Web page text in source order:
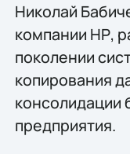
Николай
компании НР,
поколении
копирования
консолидации
предприятия.